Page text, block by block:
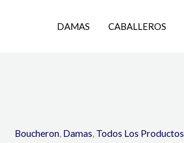
DAMAS CABALLEROS
Boucheron, Damas, Todos Los Productos